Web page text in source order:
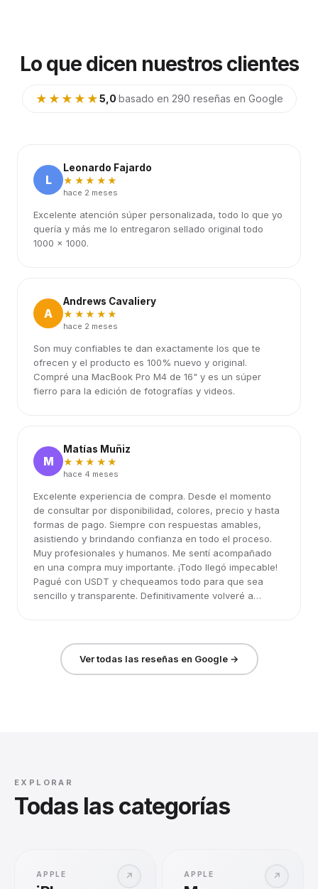
Lo que dicen nuestros clientes
★★★★★5,0·basado en 290 reseñas en Google
L
Leonardo Fajardo
★★★★★
hace 2 meses
Excelente atención súper personalizada, todo lo que yo
quería y más me lo entregaron sellado original todo
1000 x 1000.
A
Andrews Cavaliery
★★★★★
hace 2 meses
Son muy confiables te dan exactamente los que te
ofrecen y el producto es 100% nuevo y original.
Compré una MacBook Pro M4 de 16" y es un súper
fierro para la edición de fotografías y videos.
M
Matías Muñiz
★★★★★
hace 4 meses
Excelente experiencia de compra. Desde el momento
de consultar por disponibilidad, colores, precio y hasta
formas de pago. Siempre con respuestas amables,
asistiendo y brindando confianza en todo el proceso.
Muy profesionales y humanos. Me sentí acompañado
en una compra muy importante. ¡Todo llegó impecable!
Pagué con USDT y chequeamos todo para que sea
sencillo y transparente. Definitivamente volveré a
Ver todas las reseñas en Google →
EXPLORAR
Todas las categorías
↗
APPLE ↗
APPLE